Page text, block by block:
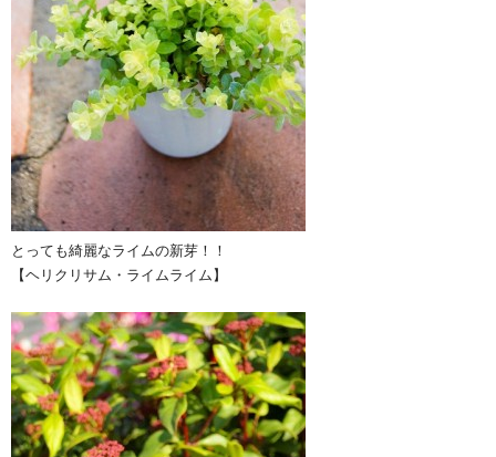
とっても綺麗なライムの新芽！！
【ヘリクリサム・ライムライム】